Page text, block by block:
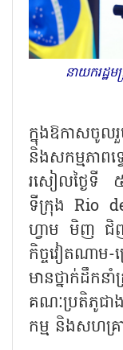
នាយករដ្ឋ
ក្នុងឱកាសចូ
និងសកម្មភា
រសៀលថ្ងៃទី
ទីក្រុង Rio
ហ្វាម មិញ ជិញ
កិច្ចវៀតណាម
មានថ្នាក់ដឹក
គណៈប្រតិភូជ
កម្ម និងសហគ្